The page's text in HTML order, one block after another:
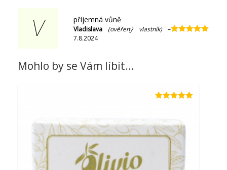
V příjemná vůně
Vladislava (ověřený vlastník)
–
7.8.2024
Mohlo by se Vám líbit…